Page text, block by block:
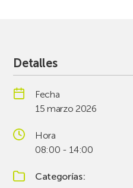
Detalles
Fecha
15 marzo 2026
Hora
08:00 - 14:00
Categorías